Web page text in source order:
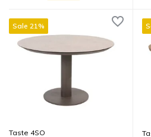
Sale 21%
Taste 4SO